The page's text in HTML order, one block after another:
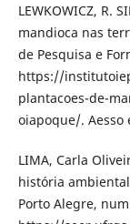
LEWKOWICZ, R.
mandioca nas
de Pesquisa e
https://
plantacoes-de-
oiapoque/. Aesso
LIMA, Carla
história
Porto Alegre,